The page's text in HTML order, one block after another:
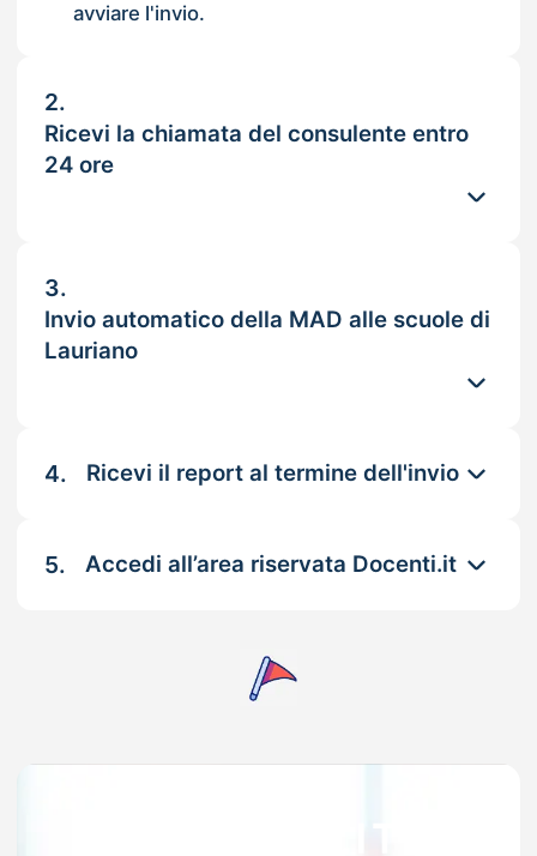
avviare l'invio.
2.
Ricevi la chiamata del consulente entro
24 ore
3.
Invio automatico della MAD alle scuole di
Lauriano
4. Ricevi il report al termine dell'invio
5. Accedi all’area riservata Docenti.it